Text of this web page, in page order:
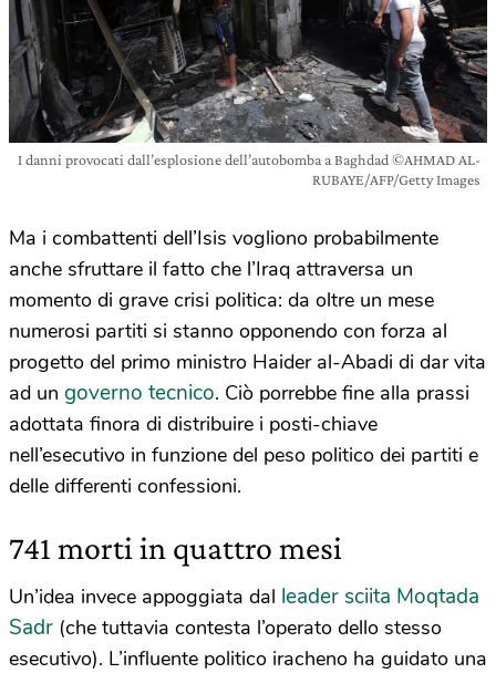
I danni provocati dall’esplosione dell’autobomba a Baghdad ©AHMAD AL-
RUBAYE/AFP/Getty Images
Ma i combattenti dell’Isis vogliono probabilmente
anche sfruttare il fatto che l’Iraq attraversa un
momento di grave crisi politica: da oltre un mese
numerosi partiti si stanno opponendo con forza al
progetto del primo ministro Haider al-Abadi di dar vita
ad un governo tecnico. Ciò porrebbe fine alla prassi
adottata finora di distribuire i posti-chiave
nell’esecutivo in funzione del peso politico dei partiti e
delle differenti confessioni.
741 morti in quattro mesi
Un’idea invece appoggiata dal leader sciita Moqtada
Sadr (che tuttavia contesta l’operato dello stesso
esecutivo). L’influente politico iracheno ha guidato una